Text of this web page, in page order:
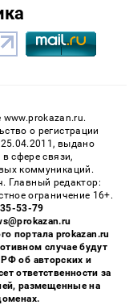
www.prokazan.ru.
о регистрации
выдано
сфере связи,
коммуникаций.
Главный редактор:
ограничение 16+.
53-79
портала prokazan.ru
случае будут
об авторских и
ответственности за
размещенные на